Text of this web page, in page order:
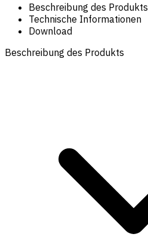
Beschreibung des Produkts
Technische Informationen
Download
Beschreibung des Produkts